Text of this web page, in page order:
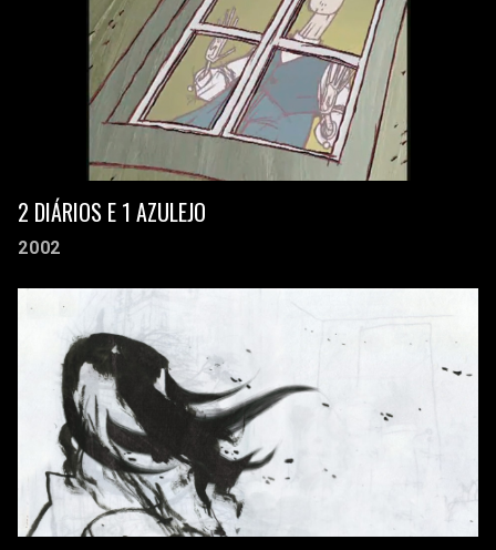
2 DIÁRIOS E 1 AZULEJO
2002